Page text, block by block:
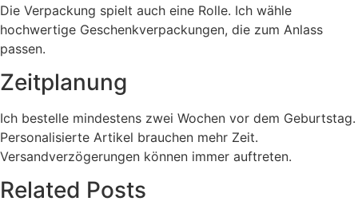
Die Verpackung spielt auch eine Rolle. Ich wähle
hochwertige Geschenkverpackungen, die zum Anlass
passen.
Zeitplanung
Ich bestelle mindestens zwei Wochen vor dem Geburtstag.
Personalisierte Artikel brauchen mehr Zeit.
Versandverzögerungen können immer auftreten.
Related Posts